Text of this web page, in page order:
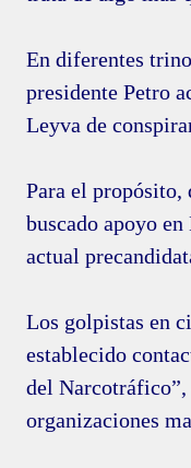
En diferentes
presidente Petro
Leyva de
Para el
buscado apoyo
actual
Los golpistas en
establecido
del Narcotráfico”,
organizaciones